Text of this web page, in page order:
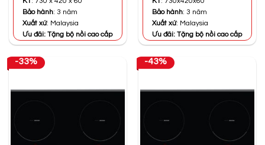
Bảo hành: 3 năm
Xuất xứ: Malaysia
Ưu đãi: Tặng bộ nồi cao cấp
Bảo hành: 3 năm
Xuất xứ: Malaysia
Ưu đãi: Tặng bộ nồi cao cấp
-33% -43%